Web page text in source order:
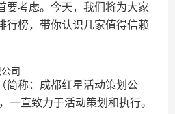
要考虑。今天，我们将为大家
行榜，带你认识几家值得信赖
司
简称：成都红星活动策划公
一直致力于活动策划和执行。